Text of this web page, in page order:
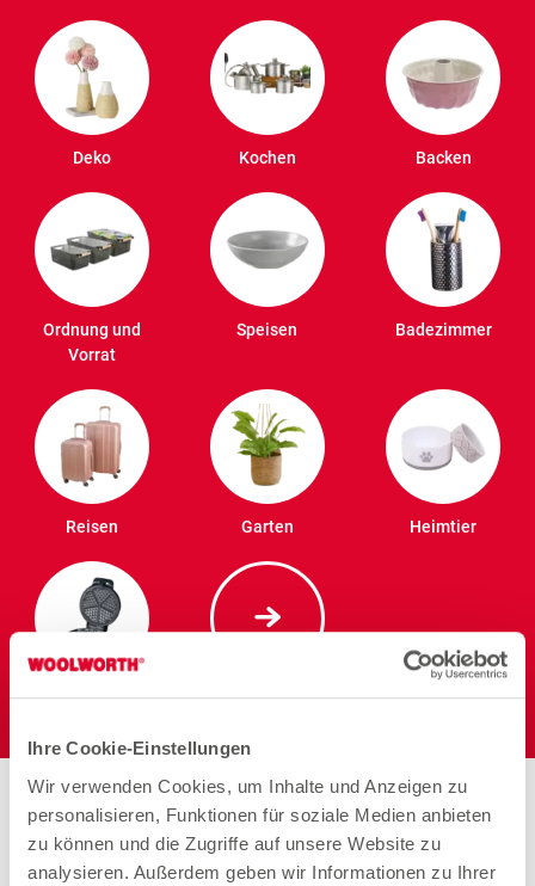
Ihre Cookie-Einstellungen
Wir verwenden Cookies, um Inhalte und Anzeigen zu
personalisieren, Funktionen für soziale Medien anbieten
zu können und die Zugriffe auf unsere Website zu
analysieren. Außerdem geben wir Informationen zu Ihrer
Deko Kochen Backen
Ordnung und
Vorrat
Speisen Badezimmer
Reisen Garten Heimtier
Elektro
Stores in der Nähe von
Woolworth – Schwalbach